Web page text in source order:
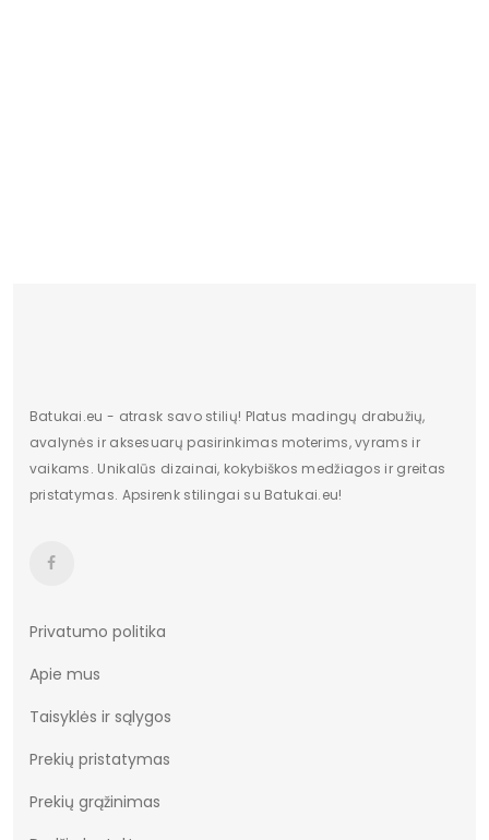
Batukai.eu - atrask savo stilių! Platus madingų drabužių,
avalynės ir aksesuarų pasirinkimas moterims, vyrams ir
vaikams. Unikalūs dizainai, kokybiškos medžiagos ir greitas
pristatymas. Apsirenk stilingai su Batukai.eu!
Privatumo politika
Apie mus
Taisyklės ir sąlygos
Prekių pristatymas
Prekių grąžinimas